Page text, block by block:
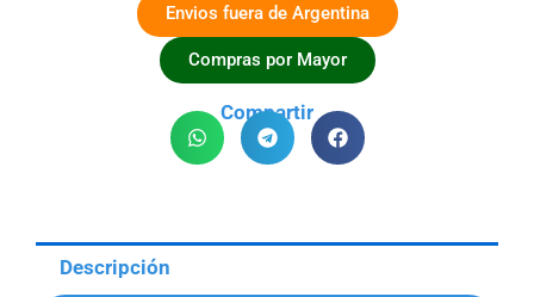
Envios fuera de Argentina
Compras por Mayor
Compartir
Descripción